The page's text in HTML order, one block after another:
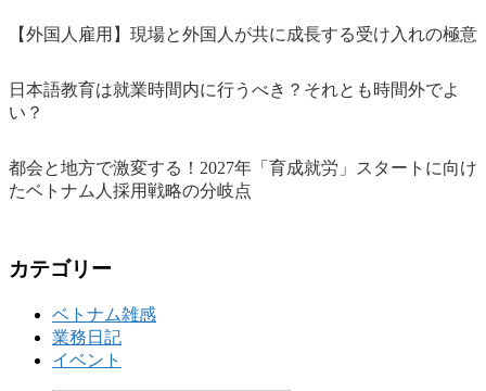
【外国人雇用】現場と外国人が共に成長する受け入れの極意
日本語教育は就業時間内に行うべき？それとも時間外でよ
い？
都会と地方で激変する！2027年「育成就労」スタートに向け
たベトナム人採用戦略の分岐点
カテゴリー
ベトナム雑感
業務日記
イベント